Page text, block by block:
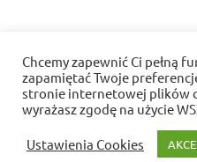
wpisu
« Betonowy wydruk, czy
drukarki 3D ?
Polityka
Chcemy zapewnić Ci pełną
zapamiętać Twoje
stronie internetowej plików
wyrażasz zgodę na użycie
Ustawienia Cookies